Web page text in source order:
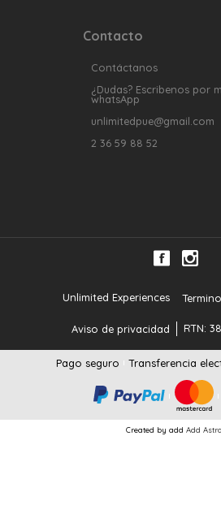
Contacto
Contáctanos
¿Dudas? Escribenos por
whatsApp
unlimitedpue@gmail.com
2 36 59 88 52
Unlimited Experiences
Aviso de privacidad RTN:
Pago seguro Transferencia
Created by add Add Astra